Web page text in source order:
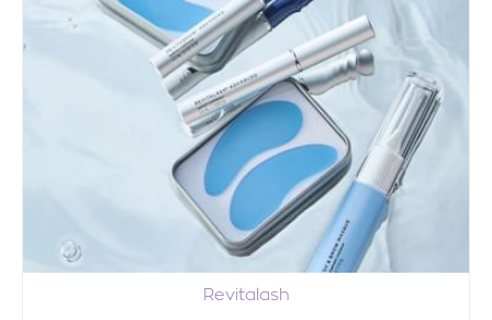
Revitalash